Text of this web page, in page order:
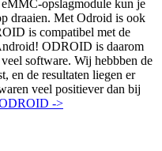
opslagmodule kun je
draaien. Met Odroid is ook
is compatibel met de
ODROID is daarom
software. Wij hebbben de
en de resultaten liegen er
veel positiever dan bij
->